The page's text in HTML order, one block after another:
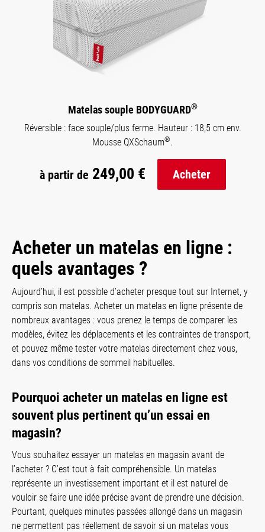
Matelas souple BODYGUARD®
Réversible : face souple/plus ferme. Hauteur : 18,5 cm env.
Mousse QXSchaum®.
à partir de 249,00 € Acheter
Acheter un matelas en ligne :
quels avantages ?
Aujourd’hui, il est possible d’acheter presque tout sur Internet, y
compris son matelas. Acheter un matelas en ligne présente de
nombreux avantages : vous prenez le temps de comparer les
modèles, évitez les déplacements et les contraintes de transport,
et pouvez même tester votre matelas directement chez vous,
dans vos conditions de sommeil habituelles.
Pourquoi acheter un matelas en ligne est
souvent plus pertinent qu’un essai en
magasin?
Vous souhaitez essayer un matelas en magasin avant de
l’acheter ? C’est tout à fait compréhensible. Un matelas
représente un investissement important et il est naturel de
vouloir se faire une idée précise avant de prendre une décision.
Pourtant, quelques minutes passées allongé dans un magasin
ne permettent pas réellement de savoir si un matelas vous